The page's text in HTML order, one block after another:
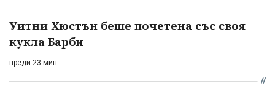
Уитни Хюстън беше почетена със своя
кукла Барби
преди 23 мин